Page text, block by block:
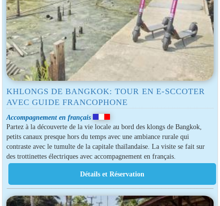
KHLONGS DE BANGKOK: TOUR EN E-SCCOTER
AVEC GUIDE FRANCOPHONE
Accompagnement en français
Partez à la découverte de la vie locale au bord des klongs de Bangkok,
petits canaux presque hors du temps avec une ambiance rurale qui
contraste avec le tumulte de la capitale thaïlandaise. La visite se fait sur
des trottinettes électriques avec accompagnement en français.